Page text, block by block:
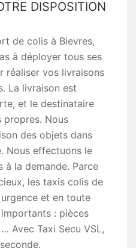
DISPOSITION
de colis à Bievres,
à déployer tous ses
réaliser vos livraisons
La livraison est
et le destinataire
propres. Nous
des objets dans
Nous effectuons le
la demande. Parce
les taxis colis de
et en toute
: pièces
Avec Taxi Secu VSL,